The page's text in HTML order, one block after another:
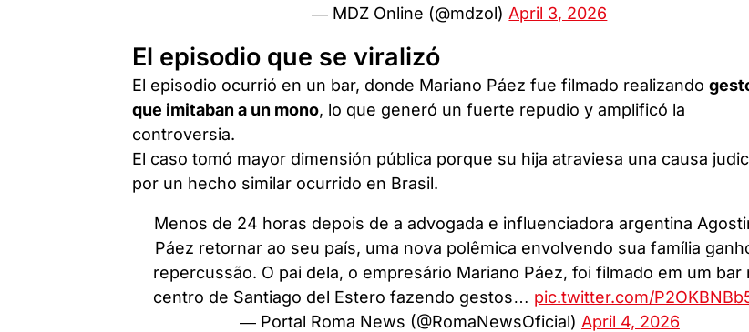
— MDZ Online (@mdzol) April 3, 2026
El episodio que se viralizó
El episodio ocurrió en un bar, donde Mariano Páez fue filmado realizando
que imitaban a un mono, lo que generó un fuerte repudio y amplificó la
controversia.
El caso tomó mayor dimensión pública porque su hija atraviesa una causa
por un hecho similar ocurrido en Brasil.
Menos de 24 horas depois de a advogada e influenciadora argentina
Páez retornar ao seu país, uma nova polêmica envolvendo sua família
repercussão. O pai dela, o empresário Mariano Páez, foi filmado em um bar
centro de Santiago del Estero fazendo gestos… pic.twitter.com/
— Portal Roma News (@RomaNewsOficial) April 4, 2026